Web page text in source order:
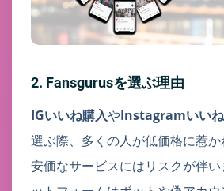
2. Fansgurusを選ぶ理由
IGいいね購入やInstagramいい
選ぶ際、多くの人が低価格に惹か
安価なサービスにはリスクが伴